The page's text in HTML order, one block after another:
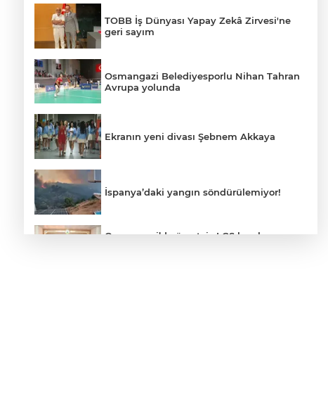
TOBB İş Dünyası Yapay Zekâ Zirvesi'ne
geri sayım
Osmangazi Belediyesporlu Nihan Tahran
Avrupa yolunda
Ekranın yeni divası Şebnem Akkaya
İspanya’daki yangın söndürülemiyor!
Osmangazi’de ücretsiz LGS kurslarının